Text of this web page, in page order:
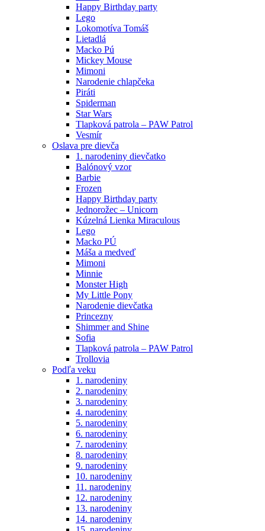
Happy Birthday party
Lego
Lokomotíva Tomáš
Lietadlá
Macko Pú
Mickey Mouse
Mimoni
Narodenie chlapčeka
Piráti
Spiderman
Star Wars
Tlapková patrola – PAW Patrol
Vesmír
Oslava pre dievča
1. narodeniny dievčatko
Balónový vzor
Barbie
Frozen
Happy Birthday party
Jednorožec – Unicorn
Kúzelná Lienka Miraculous
Lego
Macko PÚ
Máša a medveď
Mimoni
Minnie
Monster High
My Little Pony
Narodenie dievčatka
Princezny
Shimmer and Shine
Sofia
Tlapková patrola – PAW Patrol
Trollovia
Podľa veku
1. narodeniny
2. narodeniny
3. narodeniny
4. narodeniny
5. narodeniny
6. narodeniny
7. narodeniny
8. narodeniny
9. narodeniny
10. narodeniny
11. narodeniny
12. narodeniny
13. narodeniny
14. narodeniny